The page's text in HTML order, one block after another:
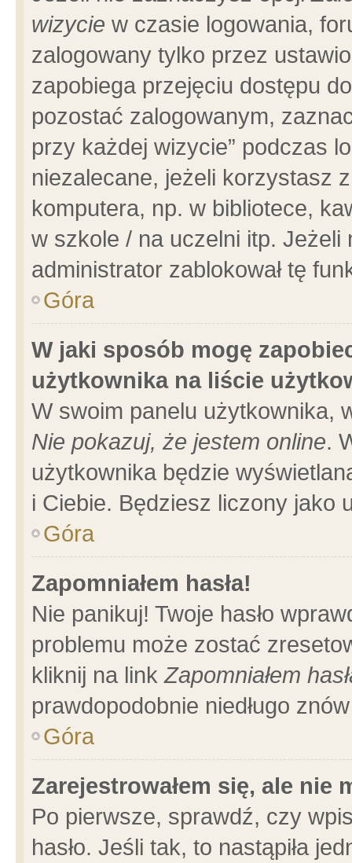
wizycie w czasie logowania,
zalogowany tylko przez
zapobiega przejęciu dostępu
pozostać zalogowanym,
przy każdej wizycie” podczas
niezalecane, jeżeli korzystasz
komputera, np. w bibliotece,
w szkole / na uczelni itp.
administrator zablokował tę
Góra
W jaki sposób mogę
użytkownika na liście
W swoim panelu użytkownika,
Nie pokazuj, że jestem online.
użytkownika będzie
i Ciebie. Będziesz liczony jako
Góra
Zapomniałem hasła!
Nie panikuj! Twoje hasło
problemu może zostać
kliknij na linkZapomniałem
prawdopodobnie niedługo
Góra
Zarejestrowałem się, ale nie
Po pierwsze, sprawdź, czy
hasło. Jeśli tak, to nastąpiła